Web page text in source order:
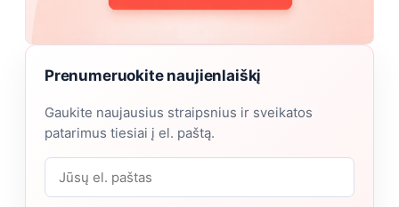
Prenumeruokite naujienlaiškį
Gaukite naujausius straipsnius ir sveikatos
patarimus tiesiai į el. paštą.